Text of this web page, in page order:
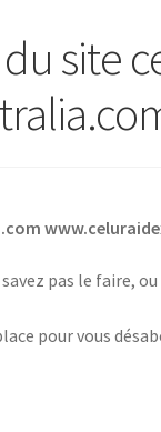
site
pas le faire,
pour vous